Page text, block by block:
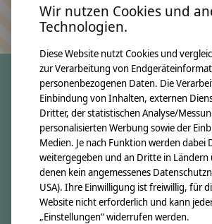
Keine Sorge, wir übertreiben es
crêpes suzette
Über uns
Unsere Creppies
Nähkästchen
Unsere Stoffe
Impressum
Wir nutzen Cookies und
Technologien.
Diese Website nutzt Cookies und
zur Verarbeitung von
personenbezogenen Daten. Die
Einbindung von Inhalten, externen
Dritter, der statistischen Analyse/
personalisierten Werbung sowie der
Medien. Je nach Funktion werden dabei
weitergegeben und an Dritte in
denen kein angemessenes
USA). Ihre Einwilligung ist freiwillig, für
Website nicht erforderlich und kann
„Einstellungen“ widerrufen werden.